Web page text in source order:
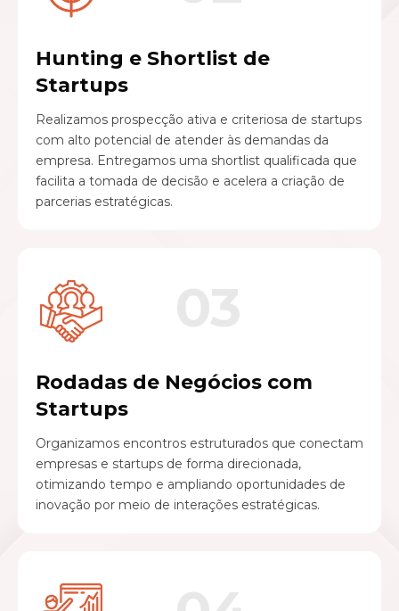
Hunting e Shortlist de
Startups
Realizamos prospecção ativa e criteriosa de startups
com alto potencial de atender às demandas da
empresa. Entregamos uma shortlist qualificada que
facilita a tomada de decisão e acelera a criação de
parcerias estratégicas.
Rodadas de Negócios com
Startups
Organizamos encontros estruturados que conectam
empresas e startups de forma direcionada,
otimizando tempo e ampliando oportunidades de
inovação por meio de interações estratégicas.